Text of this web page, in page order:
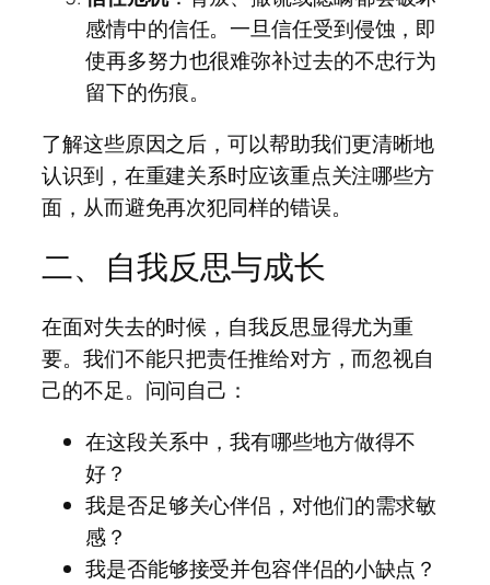
感情中的信任。一旦信任受到侵蚀，即
使再多努力也很难弥补过去的不忠行为
留下的伤痕。
了解这些原因之后，可以帮助我们更清晰地
认识到，在重建关系时应该重点关注哪些方
面，从而避免再次犯同样的错误。
二、自我反思与成长
在面对失去的时候，自我反思显得尤为重
要。我们不能只把责任推给对方，而忽视自
己的不足。问问自己：
在这段关系中，我有哪些地方做得不
好？
我是否足够关心伴侣，对他们的需求敏
感？
我是否能够接受并包容伴侣的小缺点？